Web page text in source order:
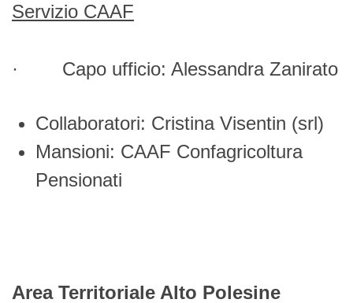
Servizio CAAF
· Capo ufficio: Alessandra Zanirato
Collaboratori: Cristina Visentin (srl)
Mansioni: CAAF Confagricoltura
Pensionati
Area Territoriale Alto Polesine